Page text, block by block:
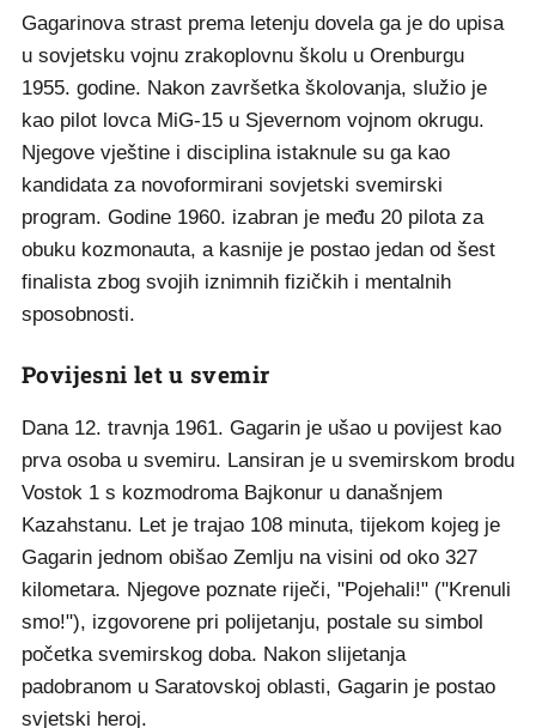
Gagarinova strast prema letenju dovela ga je do upisa
u sovjetsku vojnu zrakoplovnu školu u Orenburgu
1955. godine. Nakon završetka školovanja, služio je
kao pilot lovca MiG-15 u Sjevernom vojnom okrugu.
Njegove vještine i disciplina istaknule su ga kao
kandidata za novoformirani sovjetski svemirski
program. Godine 1960. izabran je među 20 pilota za
obuku kozmonauta, a kasnije je postao jedan od šest
finalista zbog svojih iznimnih fizičkih i mentalnih
sposobnosti.
Povijesni let u svemir
Dana 12. travnja 1961. Gagarin je ušao u povijest kao
prva osoba u svemiru. Lansiran je u svemirskom brodu
Vostok 1 s kozmodroma Bajkonur u današnjem
Kazahstanu. Let je trajao 108 minuta, tijekom kojeg je
Gagarin jednom obišao Zemlju na visini od oko 327
kilometara. Njegove poznate riječi, "Pojehali!" ("Krenuli
smo!"), izgovorene pri polijetanju, postale su simbol
početka svemirskog doba. Nakon slijetanja
padobranom u Saratovskoj oblasti, Gagarin je postao
svjetski heroj.